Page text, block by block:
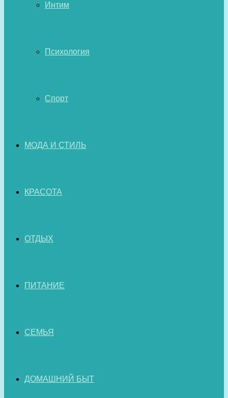
Интим
Психология
Спорт
МОДА И СТИЛЬ
КРАСОТА
ОТДЫХ
ПИТАНИЕ
СЕМЬЯ
ДОМАШНИЙ БЫТ